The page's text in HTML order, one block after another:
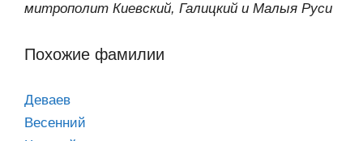
митрополит Киевский, Галицкий и Малыя Руси
Похожие фамилии
Деваев
Весенний